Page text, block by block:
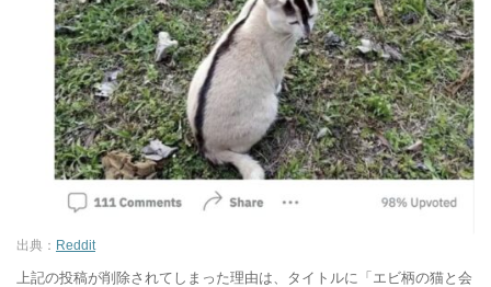
出典： Reddit
上記の投稿が削除されてしまった理由は、タイトルに「エビ柄の猫と会